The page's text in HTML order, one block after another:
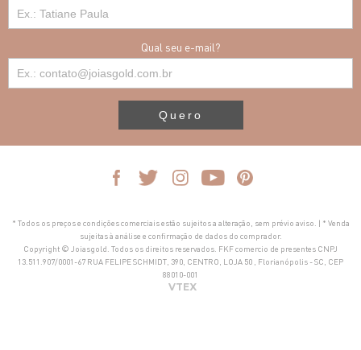
Qual seu e-mail?
Quero
* Todos os preços e condições comerciais estão sujeitos a alteração, sem prévio aviso. | * Venda
sujeitas à análise e confirmação de dados do comprador.
Copyright © Joiasgold. Todos os direitos reservados. FKF comercio de presentes CNPJ
13.511.907/0001-67 RUA FELIPE SCHMIDT, 390, CENTRO, LOJA 50 , Florianópolis - SC, CEP
88010-001
VTEX